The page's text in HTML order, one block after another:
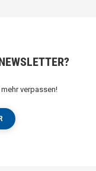
verpassen!